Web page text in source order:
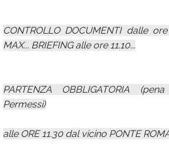
CONTROLLO DOCUMENTI dalle
MAX... BRIEFING alle ore 11.10...
PARTENZA OBBLIGATORIA
Permessi)
alle ORE 11.30 dal vicino PONTE